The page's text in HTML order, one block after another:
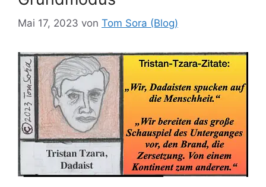
Mai 17, 2023 von Tom Sora (Blog)